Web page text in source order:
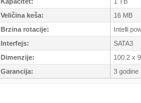
Veličina keša:
16 MB
Brzina rotacije:
Intelli
Interfejs:
SATA3
Dimenzije:
100.2 x
Garancija:
3 godine